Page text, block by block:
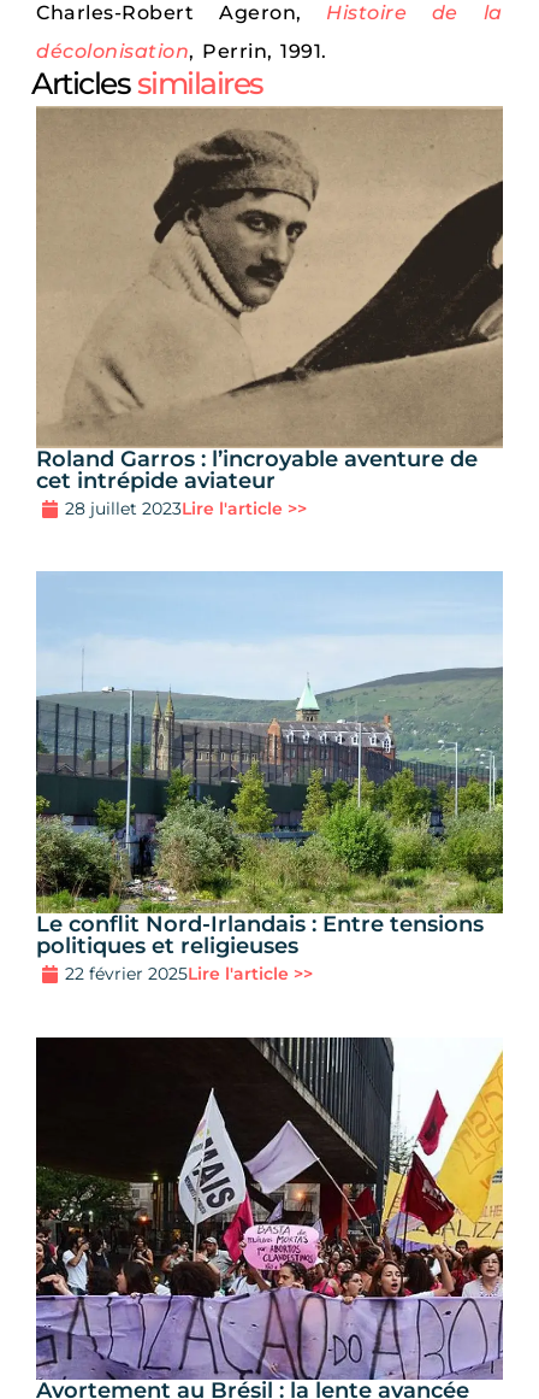
Charles-Robert Ageron, Histoire de la
décolonisation, Perrin, 1991.
Articlessimilaires
Roland Garros : l’incroyable aventure de
cet intrépide aviateur
28 juillet 2023Lire l'article >>
Le conflit Nord-Irlandais : Entre tensions
politiques et religieuses
22 février 2025Lire l'article >>
Avortement au Brésil : la lente avancée